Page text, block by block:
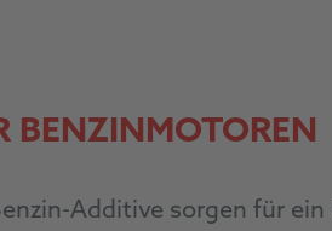
BENZINMOTOREN
Additive sorgen für ein